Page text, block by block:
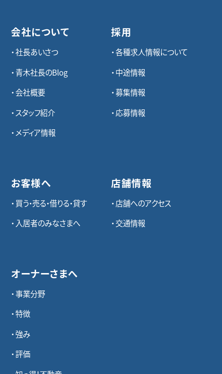
会社について
社長あいさつ
青木社長のBlog
会社概要
スタッフ紹介
メディア情報
お客様へ
買う・売る・借りる・貸す
入居者のみなさまへ
オーナーさまへ
事業分野
特徴
強み
評価
採用
各種求⼈情報について
中途情報
募集情報
応募情報
店舗情報
店舗へのアクセス
交通情報